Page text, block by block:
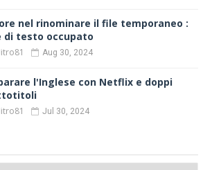
nel rinominare il file temporaneo :
di testo occupato
Aug 30, 2024
l'Inglese con Netflix e doppi
Jul 30, 2024